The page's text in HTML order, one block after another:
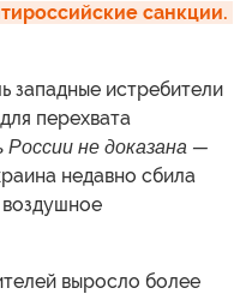
санкции.
западные истребители
перехвата
не доказана —
недавно сбила
выросло более